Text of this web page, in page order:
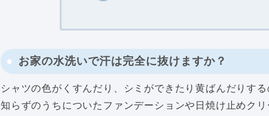
お家の水洗いで汗は完全に抜けますか？
シャツの色がくすんだり、シミができたり黄ばんだりす
知らずのうちについたファンデーションや日焼け止めク